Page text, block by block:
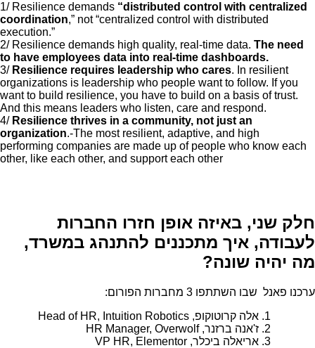
1/ Resilience demands “distributed control with centralized
coordination,” not “centralized control with distributed
execution.”
2/ Resilience demands high quality, real-time data. The need
to have employees data into real-time dashboards.
3/ Resilience requires leadership who cares. In resilient
organizations is leadership who people want to follow. If you
want to build resilience, you have to build on a basis of trust.
And this means leaders who listen, care and respond.
4/ Resilience thrives in a community, not just an
organization.-The most resilient, adaptive, and high
performing companies are made up of people who know each
other, like each other, and support each other
חלק שני, באיזה אופן חזרו החברות
לעבודה, איך מתכננים להתנהג במשרד,
מה יהיה שונה?
ערכנו פאנל שבו השתתפו 3 מחברות הפורום:
אלה קרוטוקופ, Head of HR, Intuition Robotics
ז'אנה ברזנר, HR Manager, Overwolf
אריאלה ביכלר, VP HR, Elementor